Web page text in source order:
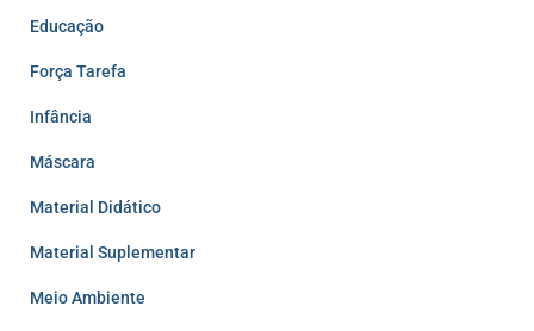
Educação
Força Tarefa
Infância
Máscara
Material Didático
Material Suplementar
Meio Ambiente